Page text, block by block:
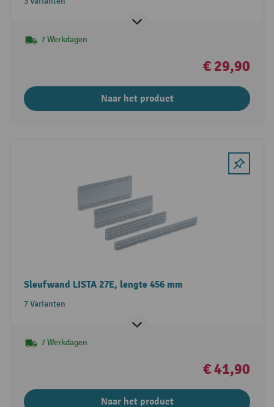
7 Werkdagen
€ 29,90
Naar het product
Sleufwand LISTA 27E, lengte 456 mm
7 Varianten
7 Werkdagen
€ 41,90
Naar het product